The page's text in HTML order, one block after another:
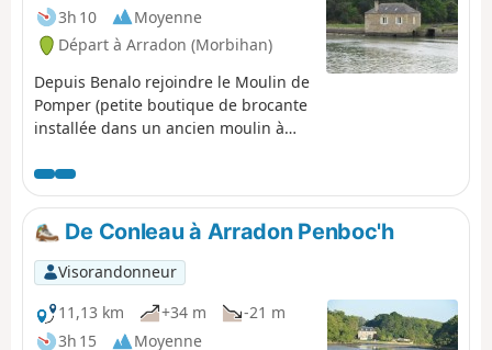
3h 10
Moyenne
Départ à Arradon (Morbihan)
Depuis Benalo rejoindre le Moulin de
Pomper (petite boutique de brocante
installée dans un ancien moulin à
sentiers côtiers (GR®34, tour du
golfe du Morbihan). Vue sur la côte
et les îles du golfe: Arz, Drenec,
Logodec, aux Moines, d'Irus.
De Conleau à Arradon Penboc'h
Visorandonneur
11,13 km
+34 m
-21 m
3h 15
Moyenne